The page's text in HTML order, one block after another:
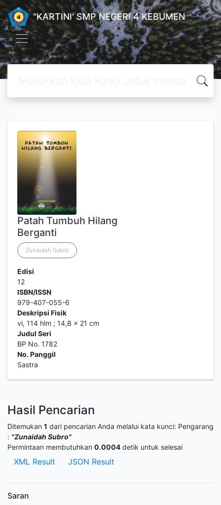
"KARTINI' SMP NEGERI 4 KEBUMEN
Patah Tumbuh Hilang
Berganti
Zunaidah Subro
Edisi
12
ISBN/ISSN
979-407-055-6
Deskripsi Fisik
vi, 114 hlm ; 14,8 x 21 cm
Judul Seri
BP No. 1782
No. Panggil
Sastra
Hasil Pencarian
Ditemukan 1 dari pencarian Anda melalui kata kunci: Pengarang
: "Zunaidah Subro"
Permintaan membutuhkan 0.0004 detik untuk selesai
XML Result JSON Result
Saran